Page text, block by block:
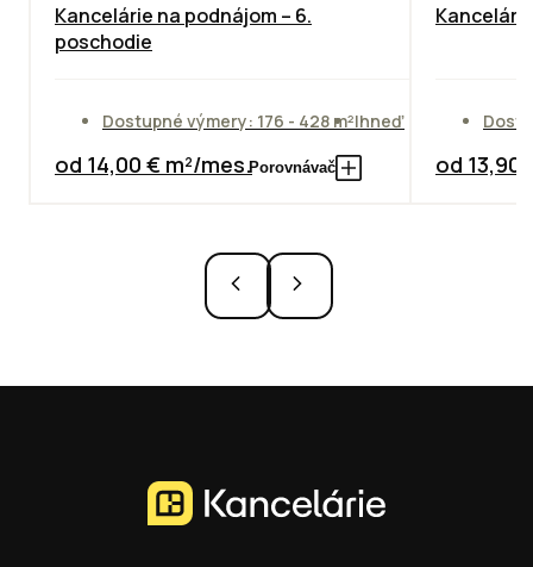
Kancelárie na podnájom – 6.
poschodie
Dostupné výmery: 176 - 428 m²Ihneď
od 14,00 € m²/mes.Porovnávač od 13,90